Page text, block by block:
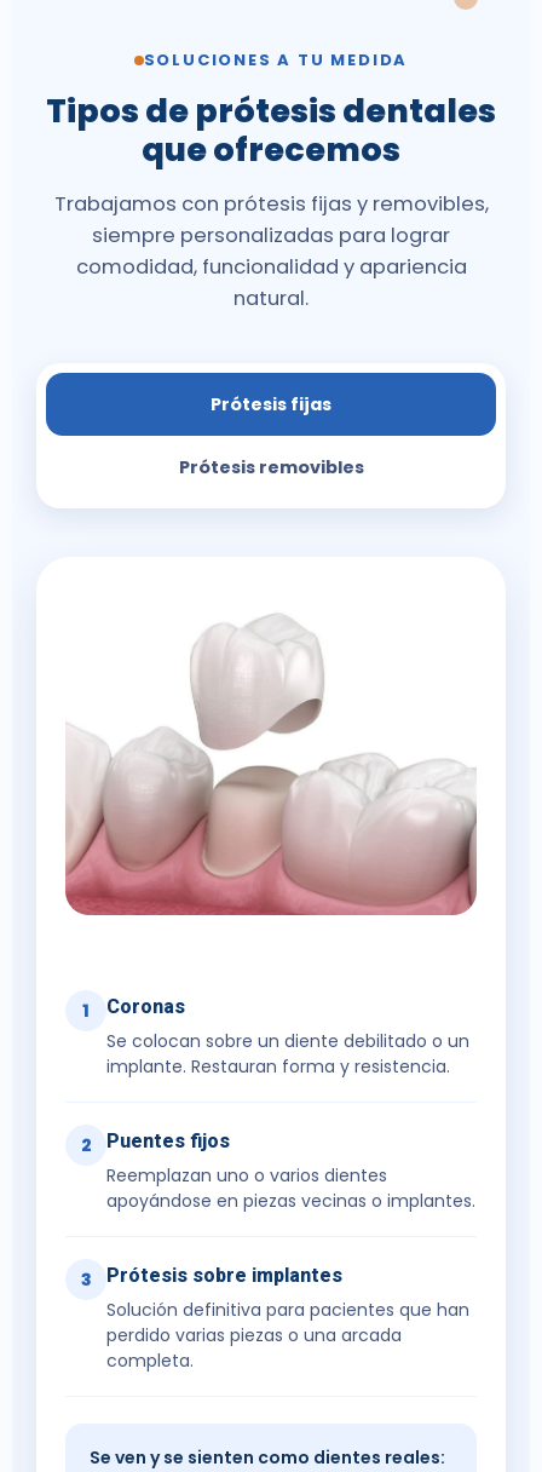
SOLUCIONES A TU MEDIDA
Tipos de prótesis dentales
que ofrecemos
Trabajamos con prótesis fijas y removibles,
siempre personalizadas para lograr
comodidad, funcionalidad y apariencia
natural.
Prótesis fijas
Prótesis removibles
1 Coronas
Se colocan sobre un diente debilitado o un
implante. Restauran forma y resistencia.
2 Puentes fijos
Reemplazan uno o varios dientes
apoyándose en piezas vecinas o implantes.
3 Prótesis sobre implantes
Solución definitiva para pacientes que han
perdido varias piezas o una arcada
completa.
Se ven y se sienten como dientes reales: